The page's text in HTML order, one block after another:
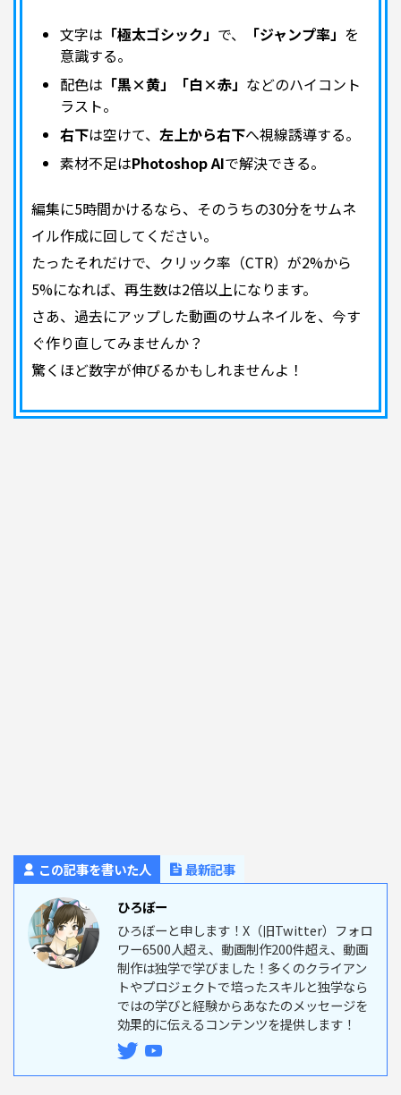
文字は 「極太ゴシック」 で、 「ジャンプ率」 を
意識する。
配色は 「黒×黄」「白×赤」 などのハイコント
ラスト。
右下は空けて、 左上から右下へ視線誘導する。
素材不足はPhotoshop AIで解決できる。
編集に5時間かけるなら、そのうちの30分をサムネ
イル作成に回してください。
たったそれだけで、クリック率（CTR）が2%から
5%になれば、再生数は2倍以上になります。
さあ、過去にアップした動画のサムネイルを、今す
ぐ作り直してみませんか？
驚くほど数字が伸びるかもしれませんよ！
この記事を書いた人
最新記事
ひろぼー
ひろぼーと申します！X（旧Twitter）フォロ
ワー6500人超え、動画制作200件超え、動画
制作は独学で学びました！多くのクライアン
トやプロジェクトで培ったスキルと独学なら
ではの学びと経験からあなたのメッセージを
効果的に伝えるコンテンツを提供します！